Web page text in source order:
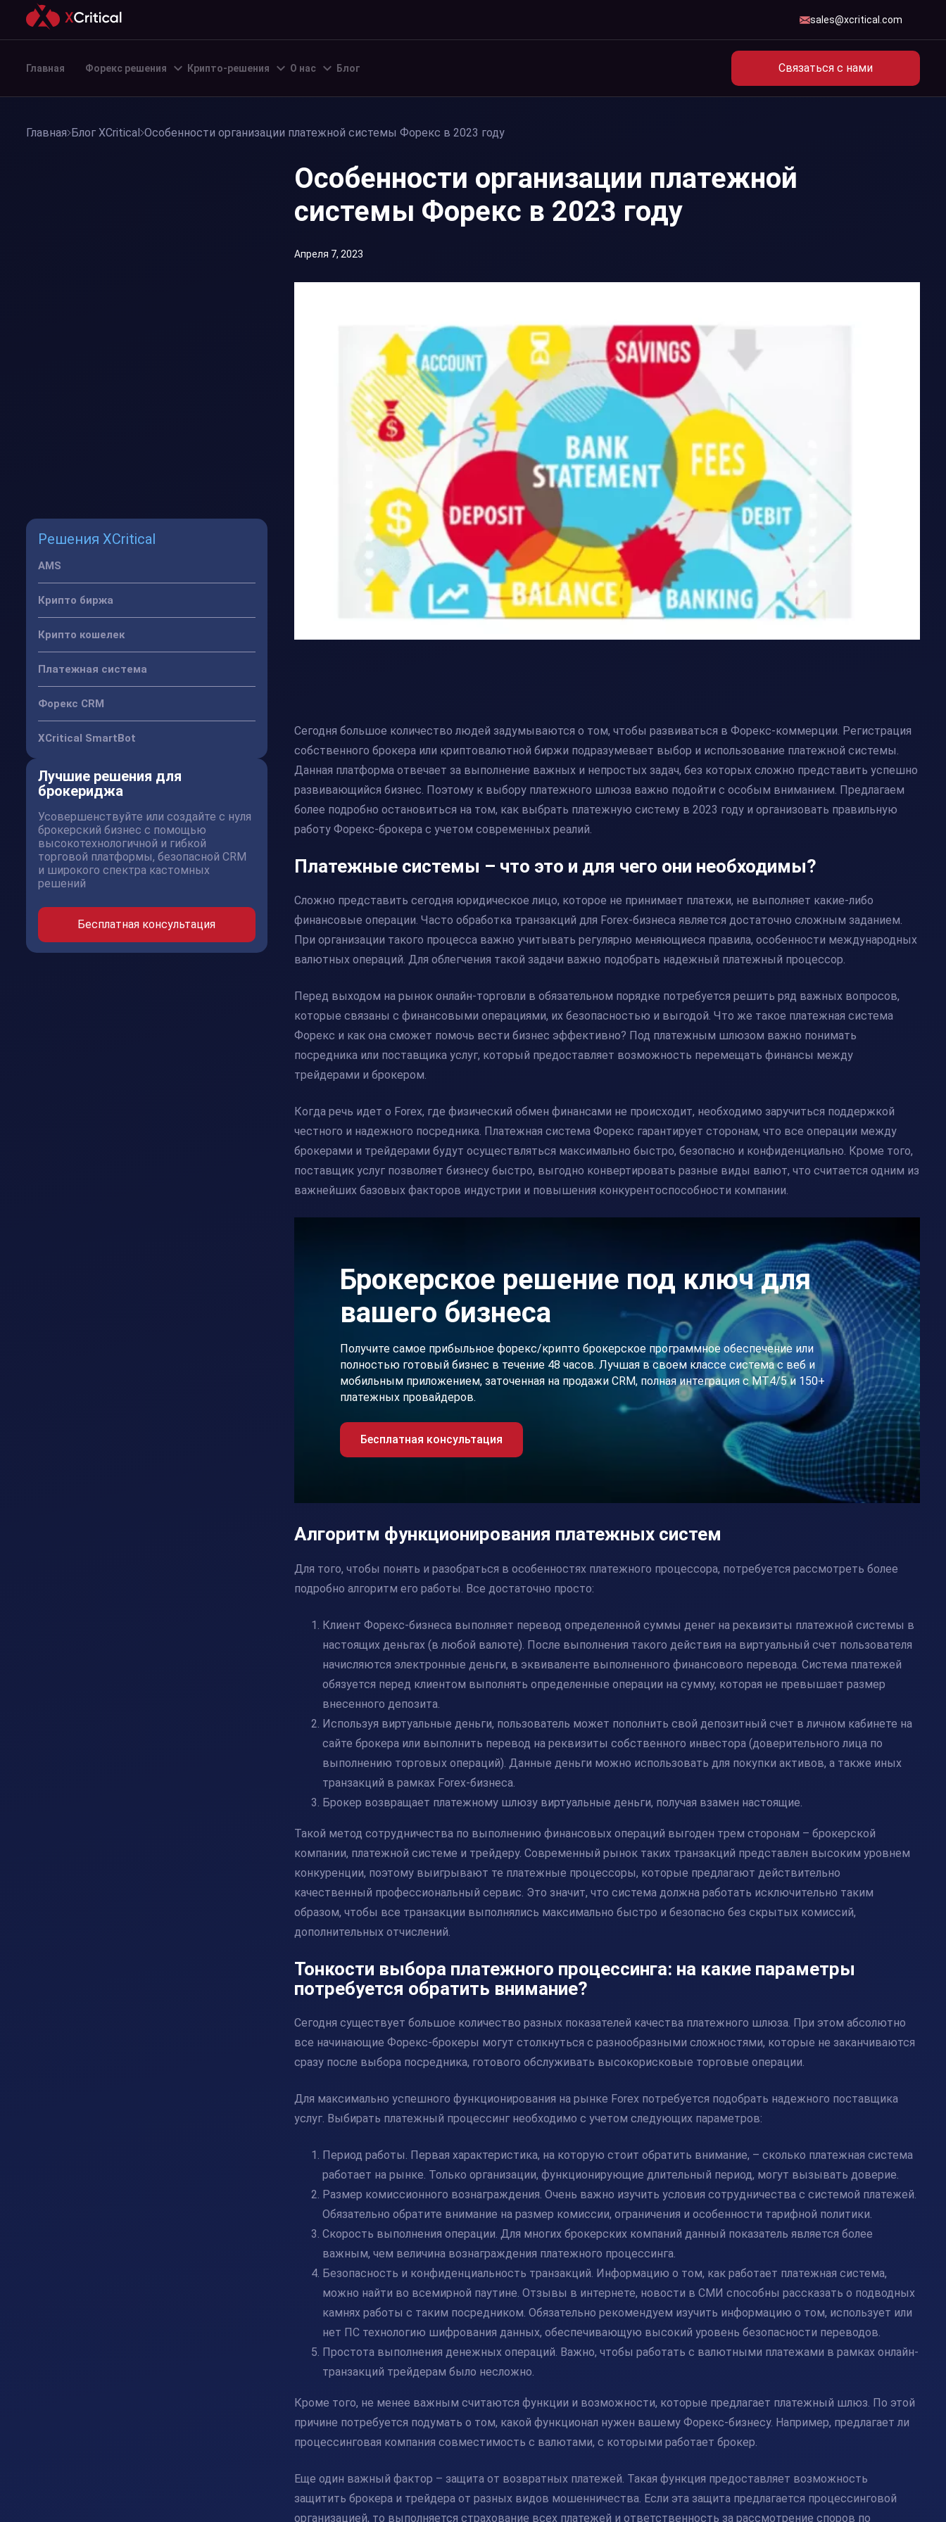
sales@xcritical.com
Главная Форекс решения Крипто-решения О нас Блог Связаться с нами
Главная Блог XCritical Особенности организации платежной системы Форекс в 2023 году
Решения XCritical
AMS
Крипто биржа
Крипто кошелек
Платежная система
Форекс CRM
XCritical SmartBot
Лучшие решения для
брокериджа
Усовершенствуйте или создайте с нуля
брокерский бизнес с помощью
высокотехнологичной и гибкой
торговой платформы, безопасной CRM
и широкого спектра кастомных
решений
Бесплатная консультация
Особенности организации платежной
системы Форекс в 2023 году
Апреля 7, 2023
Сегодня большое количество людей задумываются о том, чтобы развиваться в Форекс-коммерции. Регистрация
собственного брокера или криптовалютной биржи подразумевает выбор и использование платежной системы.
Данная платформа отвечает за выполнение важных и непростых задач, без которых сложно представить успешно
развивающийся бизнес. Поэтому к выбору платежного шлюза важно подойти с особым вниманием. Предлагаем
более подробно остановиться на том, как выбрать платежную систему в 2023 году и организовать правильную
работу Форекс-брокера с учетом современных реалий.
Платежные системы – что это и для чего они необходимы?
Сложно представить сегодня юридическое лицо, которое не принимает платежи, не выполняет какие-либо
финансовые операции. Часто обработка транзакций для Forex-бизнеса является достаточно сложным заданием.
При организации такого процесса важно учитывать регулярно меняющиеся правила, особенности международных
валютных операций. Для облегчения такой задачи важно подобрать надежный платежный процессор.
Перед выходом на рынок онлайн-торговли в обязательном порядке потребуется решить ряд важных вопросов,
которые связаны с финансовыми операциями, их безопасностью и выгодой. Что же такое платежная система
Форекс и как она сможет помочь вести бизнес эффективно? Под платежным шлюзом важно понимать
посредника или поставщика услуг, который предоставляет возможность перемещать финансы между
трейдерами и брокером.
Когда речь идет о Forex, где физический обмен финансами не происходит, необходимо заручиться поддержкой
честного и надежного посредника. Платежная система Форекс гарантирует сторонам, что все операции между
брокерами и трейдерами будут осуществляться максимально быстро, безопасно и конфиденциально. Кроме того,
поставщик услуг позволяет бизнесу быстро, выгодно конвертировать разные виды валют, что считается одним из
важнейших базовых факторов индустрии и повышения конкурентоспособности компании.
Брокерское решение под ключ для
вашего бизнеса
Получите самое прибыльное форекс/крипто брокерское программное обеспечение или
полностью готовый бизнес в течение 48 часов. Лучшая в своем классе система с веб и
мобильным приложением, заточенная на продажи CRM, полная интеграция с МТ4/5 и 150+
платежных провайдеров.
Бесплатная консультация
Алгоритм функционирования платежных систем
Для того, чтобы понять и разобраться в особенностях платежного процессора, потребуется рассмотреть более
подробно алгоритм его работы. Все достаточно просто:
Клиент Форекс-бизнеса выполняет перевод определенной суммы денег на реквизиты платежной системы в
настоящих деньгах (в любой валюте). После выполнения такого действия на виртуальный счет пользователя
начисляются электронные деньги, в эквиваленте выполненного финансового перевода. Система платежей
обязуется перед клиентом выполнять определенные операции на сумму, которая не превышает размер
внесенного депозита.
Используя виртуальные деньги, пользователь может пополнить свой депозитный счет в личном кабинете на
сайте брокера или выполнить перевод на реквизиты собственного инвестора (доверительного лица по
выполнению торговых операций). Данные деньги можно использовать для покупки активов, а также иных
транзакций в рамках Forex-бизнеса.
Брокер возвращает платежному шлюзу виртуальные деньги, получая взамен настоящие.
Такой метод сотрудничества по выполнению финансовых операций выгоден трем сторонам – брокерской
компании, платежной системе и трейдеру. Современный рынок таких транзакций представлен высоким уровнем
конкуренции, поэтому выигрывают те платежные процессоры, которые предлагают действительно
качественный профессиональный сервис. Это значит, что система должна работать исключительно таким
образом, чтобы все транзакции выполнялись максимально быстро и безопасно без скрытых комиссий,
дополнительных отчислений.
Тонкости выбора платежного процессинга: на какие параметры
потребуется обратить внимание?
Сегодня существует большое количество разных показателей качества платежного шлюза. При этом абсолютно
все начинающие Форекс-брокеры могут столкнуться с разнообразными сложностями, которые не заканчиваются
сразу после выбора посредника, готового обслуживать высокорисковые торговые операции.
Для максимально успешного функционирования на рынке Forex потребуется подобрать надежного поставщика
услуг. Выбирать платежный процессинг необходимо с учетом следующих параметров:
Период работы. Первая характеристика, на которую стоит обратить внимание, – сколько платежная система
работает на рынке. Только организации, функционирующие длительный период, могут вызывать доверие.
Размер комиссионного вознаграждения. Очень важно изучить условия сотрудничества с системой платежей.
Обязательно обратите внимание на размер комиссии, ограничения и особенности тарифной политики.
Скорость выполнения операции. Для многих брокерских компаний данный показатель является более
важным, чем величина вознаграждения платежного процессинга.
Безопасность и конфиденциальность транзакций. Информацию о том, как работает платежная система,
можно найти во всемирной паутине. Отзывы в интернете, новости в СМИ способны рассказать о подводных
камнях работы с таким посредником. Обязательно рекомендуем изучить информацию о том, использует или
нет ПС технологию шифрования данных, обеспечивающую высокий уровень безопасности переводов.
Простота выполнения денежных операций. Важно, чтобы работать с валютными платежами в рамках онлайн-
транзакций трейдерам было несложно.
Кроме того, не менее важным считаются функции и возможности, которые предлагает платежный шлюз. По этой
причине потребуется подумать о том, какой функционал нужен вашему Форекс-бизнесу. Например, предлагает ли
процессинговая компания совместимость с валютами, с которыми работает брокер.
Еще один важный фактор – защита от возвратных платежей. Такая функция предоставляет возможность
защитить брокера и трейдера от разных видов мошенничества. Если эта защита предлагается процессинговой
организацией, то выполняется страхование всех платежей и ответственность за рассмотрение споров по